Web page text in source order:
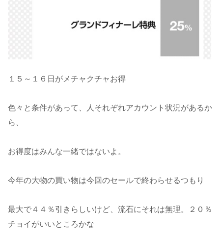
１５～１６日がメチャクチャお得
色々と条件があって、人それぞれアカウント状況があるか
ら、
お得度はみんな一緒ではないよ。
今年の大物の買い物は今回のセールで終わらせるつもり
最大で４４％引きらしいけど、流石にそれは無理。２０％
チョイがいいところかな